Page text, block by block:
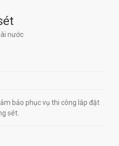
nước
bảo phục vụ thi công lắp đặt
sét.